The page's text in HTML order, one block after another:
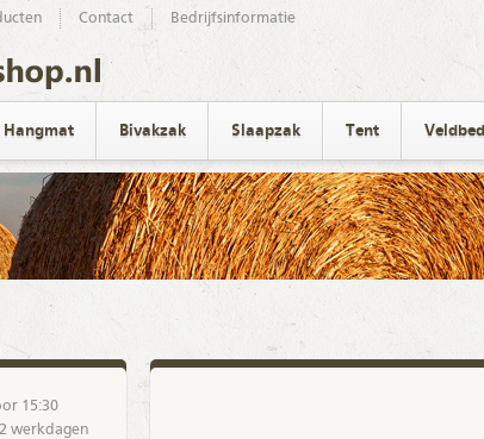
Contact Bedrijfsinformatie
Hangmat Bivakzak Slaapzak Tent Veldbed
15:30
werkdagen